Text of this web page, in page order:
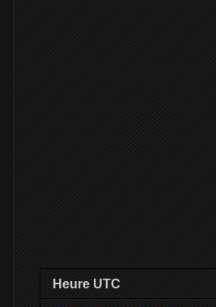
Heure UTC